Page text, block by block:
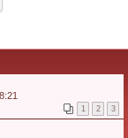
1 2 3